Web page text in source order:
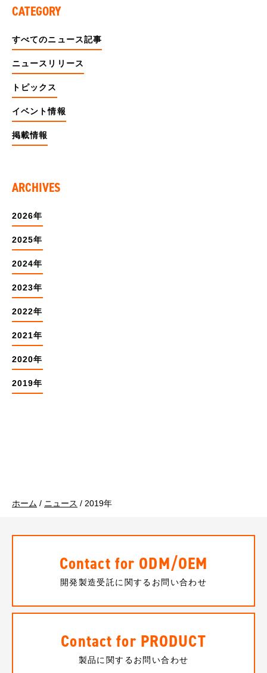
CATEGORY
すべてのニュース記事
ニュースリリース
トピックス
イベント情報
掲載情報
ARCHIVES
2026年
2025年
2024年
2023年
2022年
2021年
2020年
2019年
ホーム / ニュース / 2019年
Contact for ODM/OEM
開発製造受託に関するお問い合わせ
Contact for PRODUCT
製品に関するお問い合わせ